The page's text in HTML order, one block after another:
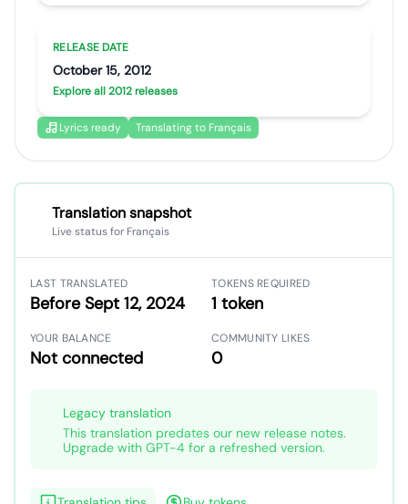
RELEASE DATE
October 15, 2012
Explore all 2012 releases
Lyrics ready Translating to Français
Translation snapshot
Live status for Français
LAST TRANSLATED
Before Sept 12, 2024
TOKENS REQUIRED
1 token
YOUR BALANCE
Not connected
COMMUNITY LIKES
0
Legacy translation
This translation predates our new release notes.
Upgrade with GPT-4 for a refreshed version.